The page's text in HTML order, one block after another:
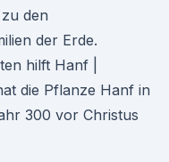
den
der Erde.
hilft Hanf |
die Pflanze Hanf in
300 vor Christus